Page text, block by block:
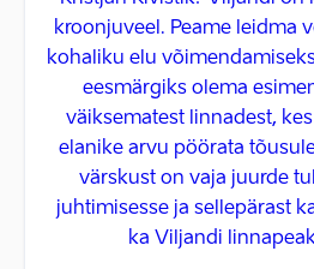
kroonjuveel. Peame leidma
kohaliku elu
eesmärgiks olema
väiksematest linnadest,
elanike arvu pöörata
värskust on vaja juurde
juhtimisesse ja sellepärast
ka Viljandi